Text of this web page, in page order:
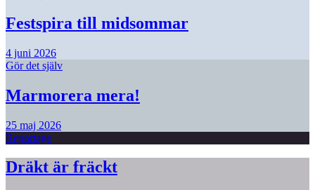
Festspira till midsommar
4 juni 2026
Gör det själv
Marmorera mera!
25 maj 2026
Reportage
Dräkt är fräckt